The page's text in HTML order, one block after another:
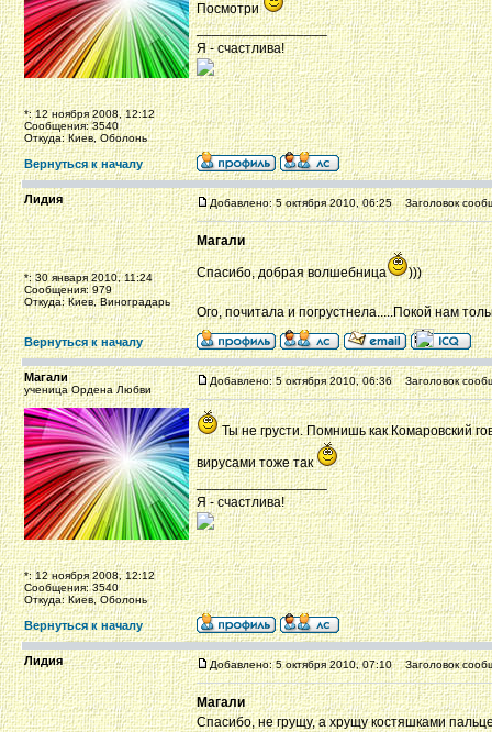
*: 12 ноября 2008, 12:12
Сообщения: 3540
Откуда: Киев, Оболонь
Посмотри
_________________
Я - счастлива!
Вернуться к началу
Лидия
*: 30 января 2010, 11:24
Сообщения: 979
Откуда: Киев, Виноградарь
Добавлено: 5 октября 2010, 06:25 Заголовок
Магали
Спасибо, добрая волшебница )))
Ого, почитала и погрустнела.....Покой нам
Вернуться к началу
Магали
ученица Ордена Любви
*: 12 ноября 2008, 12:12
Сообщения: 3540
Откуда: Киев, Оболонь
Добавлено: 5 октября 2010, 06:36 Заголовок
Ты не грусти. Помнишь как Комаровский
вирусами тоже так
_________________
Я - счастлива!
Вернуться к началу
Лидия Добавлено: 5 октября 2010, 07:10 Заголовок
Магали
Спасибо, не грущу, а хрущу костяшками